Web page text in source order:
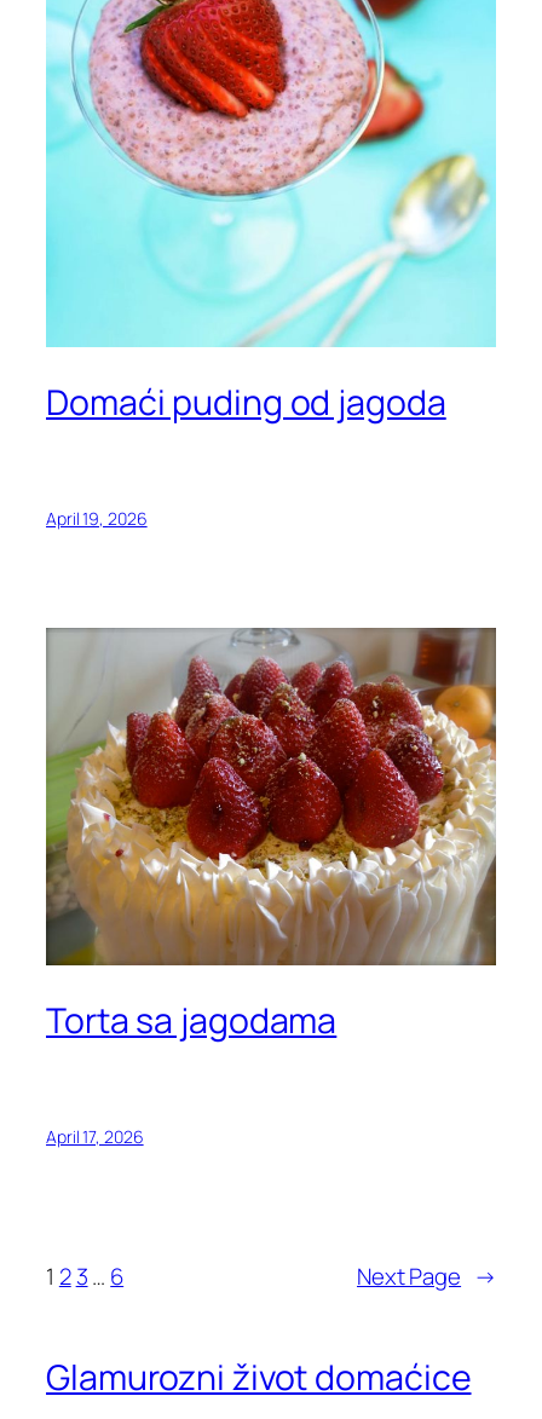
Domaći puding od jagoda
April 19, 2026
Torta sa jagodama
April 17, 2026
1 2 3… 6 Next Page →
Glamurozni život domaćice